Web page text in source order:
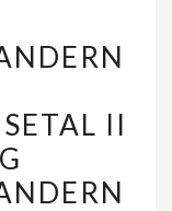
MANDERN
BEISETAL
II